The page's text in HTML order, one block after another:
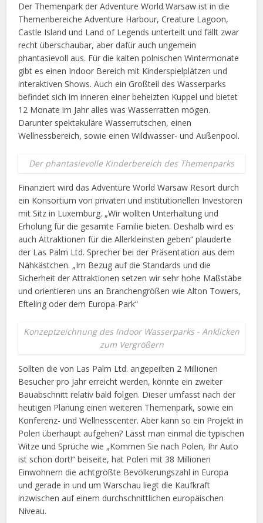
Der Themenpark der Adventure World Warsaw ist in die
Themenbereiche Adventure Harbour, Creature Lagoon,
Castle Island und Land of Legends unterteilt und fällt zwar
recht überschaubar, aber dafür auch ungemein
phantasievoll aus. Für die kalten polnischen Wintermonate
gibt es einen Indoor Bereich mit Kinderspielplätzen und
interaktiven Shows. Auch ein Großteil des Wasserparks
befindet sich im inneren einer beheizten Kuppel und bietet
12 Monate im Jahr alles was Wasserratten mögen.
Darunter spektakuläre Wasserrutschen, einen
Wellnessbereich, sowie einen Wildwasser- und Außenpool.
Der phantasievolle Kinderbereich des Themenparks
Finanziert wird das Adventure World Warsaw Resort durch
ein Konsortium von privaten und institutionellen Investoren
mit Sitz in Luxemburg. „Wir wollten Unterhaltung und
Erholung für die gesamte Familie bieten. Deshalb wird es
auch Attraktionen für die Allerkleinsten geben“ plauderte
der Las Palm Ltd. Sprecher bei der Präsentation aus dem
Nähkästchen. „Im Bezug auf die Standards und die
Sicherheit der Attraktionen setzen wir sehr hohe Maßstäbe
und orientieren uns an Branchengrößen wie Alton Towers,
Efteling oder dem Europa-Park“
Konzeptzeichnung des Indoor Wasserparks - Anklicken
zum Vergrößern
Sollten die von Las Palm Ltd. angepeilten 2 Millionen
Besucher pro Jahr erreicht werden, könnte ein zweiter
Bauabschnitt relativ bald folgen. Dieser umfasst nach der
heutigen Planung einen weiteren Themenpark, sowie ein
Konferenz- und Wellnesscenter. Aber kann so ein Projekt in
Polen überhaupt aufgehen? Lässt man einmal die typischen
Witze und Sprüche wie „Kommen Sie nach Polen, Ihr Auto
ist schon dort!“ beiseite, hat Polen mit 38 Millionen
Einwohnern die achtgrößte Bevölkerungszahl in Europa
und gerade in und um Warschau liegt die Kaufkraft
inzwischen auf einem durchschnittlichen europäischen
Niveau.